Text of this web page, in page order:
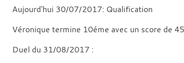
Aujourd'hui 30/07/2017: Qualification
Véronique termine 10éme avec un score de
Duel du 31/08/2017 :